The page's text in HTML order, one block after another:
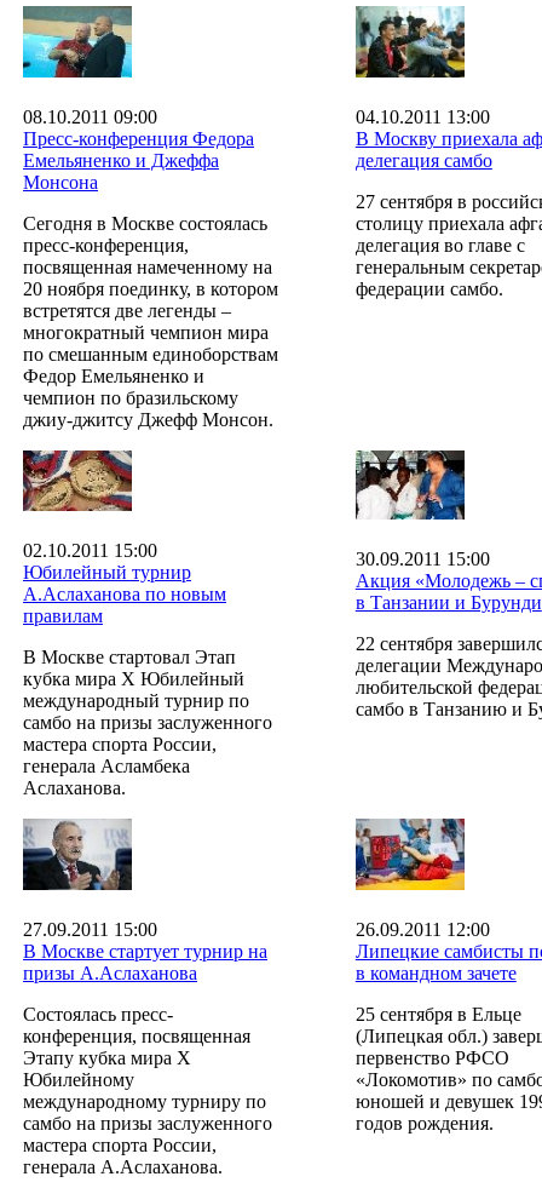
08.10.2011 09:00
Пресс-конференция Федора
Емельяненко и Джеффа
Монсона
Сегодня в Москве состоялась
пресс-конференция,
посвященная намеченному на
20 ноября поединку, в котором
встретятся две легенды –
многократный чемпион мира
по смешанным единоборствам
Федор Емельяненко и
чемпион по бразильскому
джиу-джитсу Джефф Монсон.
04.10.2011 13:00
В Москву приехала
делегация самбо
27 сентября в
столицу приехала
делегация во главе с
генеральным
федерации самбо.
02.10.2011 15:00
Юбилейный турнир
А.Аслаханова по новым
правилам
В Москве стартовал Этап
кубка мира Х Юбилейный
международный турнир по
самбо на призы заслуженного
мастера спорта России,
генерала Асламбека
Аслаханова.
30.09.2011 15:00
Акция «Молодежь –
в Танзании и Бурунди
22 сентября
делегации
любительской
самбо в Танзанию и
27.09.2011 15:00
В Москве стартует турнир на
призы А.Аслаханова
Состоялась пресс-
конференция, посвященная
Этапу кубка мира X
Юбилейному
международному турниру по
самбо на призы заслуженного
мастера спорта России,
генерала А.Аслаханова.
26.09.2011 12:00
Липецкие самбисты
в командном зачете
25 сентября в Ельце
(Липецкая обл.)
первенство РФСО
«Локомотив» по
юношей и девушек
годов рождения.